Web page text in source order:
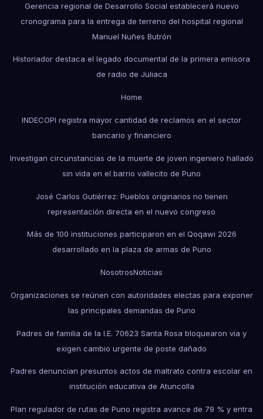
Gerencia regional de Desarrollo Social establecerá nuevo
cronograma para la entrega de terreno del hospital regional
Manuel Nuñes Butrón
Historiador destaca el legado documental de la primera emisora
de radio de Juliaca
Home
INDECOPI registra mayor cantidad de reclamos en el sector
bancario y financiero
Investigan circunstancias de la muerte de joven ingeniero hallado
sin vida en el barrio vallecito de Puno
José Carlos Gutiérrez: Pueblos originarios no tienen
representación directa en el nuevo congreso
Más de 100 instituciones participaron en el Qoqawi 2026
desarrollado en la plaza de armas de Puno
NosotrosNoticias
Organizaciones se reúnen con autoridades electas para exponer
las principales demandas de Puno
Padres de familia de la I.E. 70623 Santa Rosa bloquearon vía y
exigen cambio urgente de poste dañado
Padres denuncian presuntos actos de maltrato contra escolar en
institución educativa de Atuncolla
Plan regulador de rutas de Puno registra avance de 79 % y entra